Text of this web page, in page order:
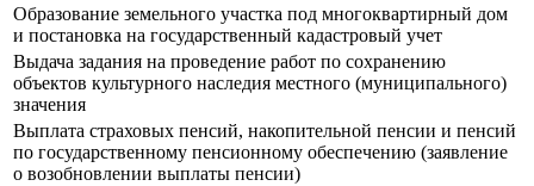
Образование земельного участка под многоквартирный дом
и постановка на государственный кадастровый учет
Выдача задания на проведение работ по сохранению
объектов культурного наследия местного (муниципального)
значения
Выплата страховых пенсий, накопительной пенсии и пенсий
по государственному пенсионному обеспечению (заявление
о возобновлении выплаты пенсии)